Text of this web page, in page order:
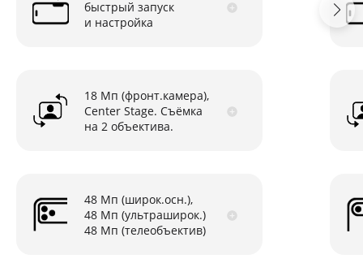
быстрый запуск
и настройка
18 Мп (фронт.камера),
Center Stage. Съёмка
на 2 объектива.
48 Мп (широк.осн.),
48 Мп (ультраширок.)
48 Мп (телеобъектив)